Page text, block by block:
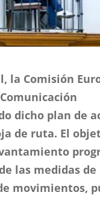
la Comisión
dicho plan de
de ruta. El
las medidas de
movimientos,